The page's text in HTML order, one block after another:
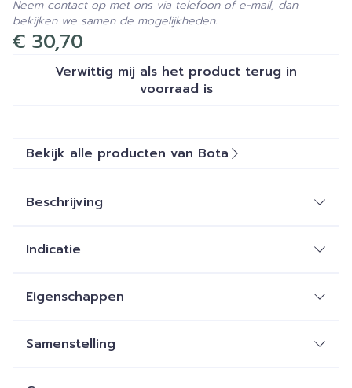
€ 30,70
Verwittig mij als het product terug in
voorraad is
Neem contact op met ons via telefoon of e-mail, dan
bekijken we samen de mogelijkheden.
Bekijk alle producten van Bota
Beschrijving
Indicatie
Eigenschappen
gebreid materiaal
Geïntegreerde regelbare elastische band voor
Samenstelling